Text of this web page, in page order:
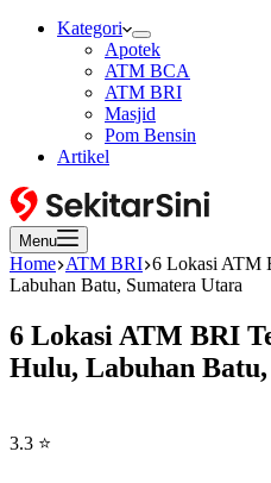
Kategori
Apotek
ATM BCA
ATM BRI
Masjid
Pom Bensin
Artikel
Menu
Home ATM BRI 6 Lokasi ATM
Labuhan Batu, Sumatera Utara
6 Lokasi ATM BRI
Hulu, Labuhan
3.3 ⭐